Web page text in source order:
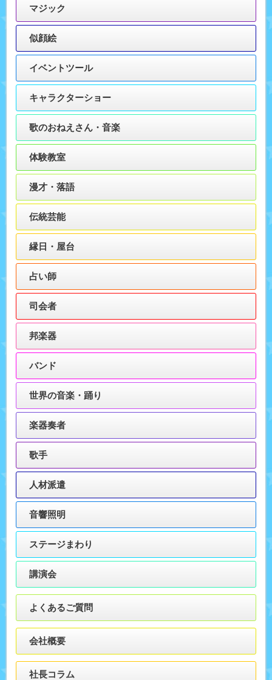
マジック
似顔絵
イベントツール
キャラクターショー
歌のおねえさん・音楽
体験教室
漫才・落語
伝統芸能
縁日・屋台
占い師
司会者
邦楽器
バンド
世界の音楽・踊り
楽器奏者
歌手
人材派遣
音響照明
ステージまわり
講演会
よくあるご質問
会社概要
社長コラム